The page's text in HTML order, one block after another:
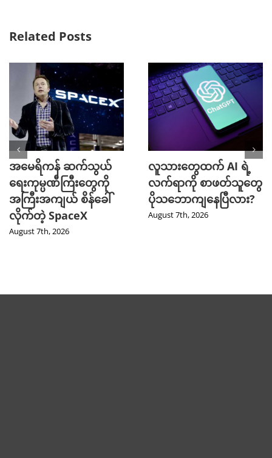
Related Posts
အမေရိကန် ဆက်သွယ်
ရေးကုမ္ပဏီကြီးတွေကို
အကြီးအကျယ် စိန်ခေါ်
လိုက်တဲ့ SpaceX
August 7th, 2026
လူသားတွေထက် AI ရဲ့
လက်ရာကို စာဖတ်သူတွေ
ပိုသဘောကျနေပြီလား?
August 7th, 2026